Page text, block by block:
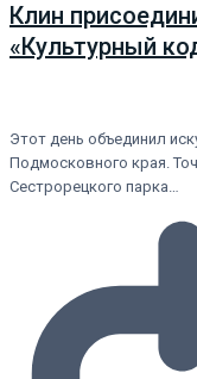
Клин
«Культурный
Этот день объединил
Подмосковного края.
Сестрорецкого парка…